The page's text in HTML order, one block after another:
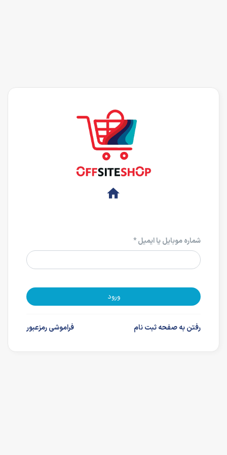
شماره موبایل یا ایمیل *
ورود
رفتن به صفحه ثبت نام فراموشی رمزعبور